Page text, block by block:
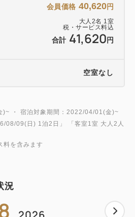
会員価格 40,620円
大人 2名 1 室
税・サービス料込
合計 41,620 円
空室なし
・ 宿泊対象期間：2022/04/01(金)~
08/09(日) 1泊2日 」 「客室1室 大人2人
料を含みます
況